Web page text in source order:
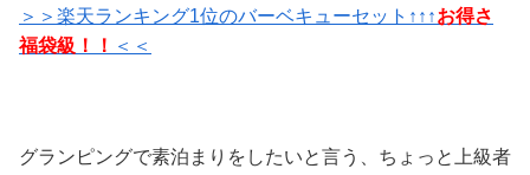
＞＞楽天ランキング1位のバーベキューセット↑↑↑お得さ
福袋級！！ ＜＜
グランピングで素泊まりをしたいと言う、ちょっと上級者